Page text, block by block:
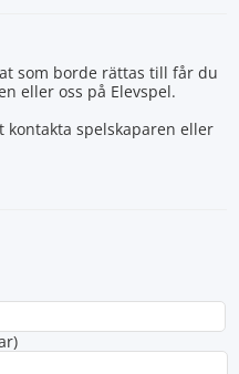
som borde rättas till får du
eller oss på Elevspel.
kontakta spelskaparen eller